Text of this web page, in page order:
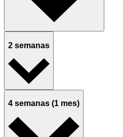
2 semanas
4 semanas (1 mes)